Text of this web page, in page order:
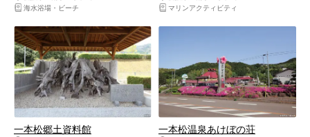
海水浴場・ビーチ
マリンアクティビティ
一本松郷土資料館 一本松温泉あけぼの荘